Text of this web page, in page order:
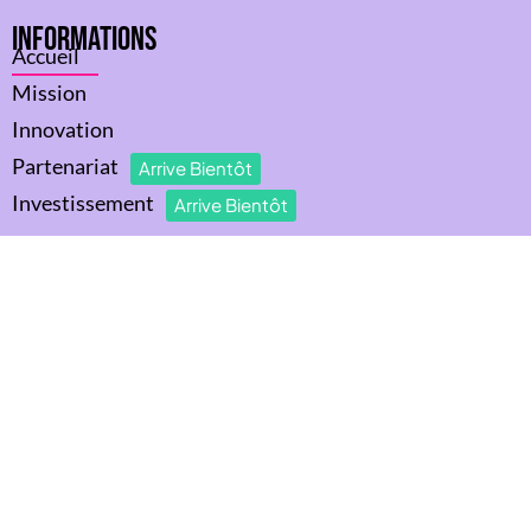
Informations
Accueil
Mission
Innovation
Partenariat
Arrive Bientôt
Investissement Arrive Bientôt